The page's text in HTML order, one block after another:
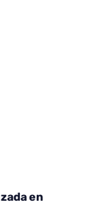
en